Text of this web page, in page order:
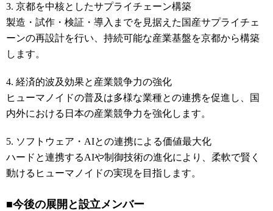
3. 京都を中核としたサプライチェーン構築
製造・試作・検証・導入までを見据えた国産サプライチェ
ーンの再設計を行い、持続可能な産業基盤を京都から構築
します。
4. 経済的波及効果と産業競争力の強化
ヒューマノイドの普及は多様な業種との連携を促進し、国
内外における日本の産業競争力を強化します。
5. ソフトウェア・AIとの連携による価値最大化
ハードと連携するAIや制御技術の進化により、柔軟で賢く
動けるヒューマノイドの実現を目指します。
■今後の展開と設立メンバー